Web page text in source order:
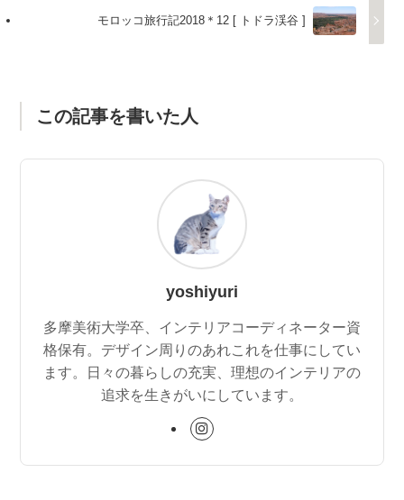
モロッコ旅行記2018＊12 [ トドラ渓谷 ]
この記事を書いた人
yoshiyuri
多摩美術大学卒、インテリアコーディネーター資
格保有。デザイン周りのあれこれを仕事にしてい
ます。日々の暮らしの充実、理想のインテリアの
追求を生きがいにしています。